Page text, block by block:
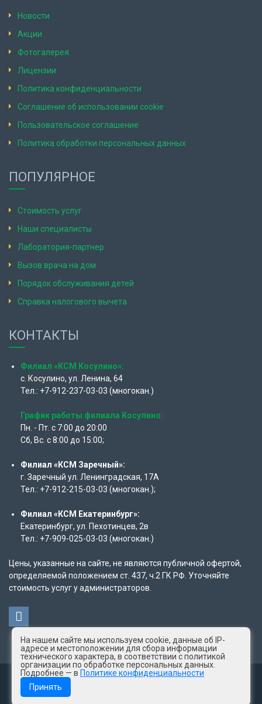
Новости
Акции
Фотогалерея
Лицензии
Политика конфиденциальности
Соглашение об использовании cookie
Пользовательское соглашение
Политика обработки персональных данных
ПОПУЛЯРНОЕ
Стоимость услуг
Наши специалисты
Лаборатория-партнер
Вызов врача на дом
Порядок обслуживания детей
Справка налогового вычета
КОНТАКТЫ
Филиал «КСМ Косулино»:
с. Косулино, ул. Ленина, 64
Тел.: +7-912-237-03-03 (многокан.)
График работы филиала Косулино:
Пн. - Пт. с 7:00 до 20:00
Сб, Вс. с 8:00 до 15:00;
Филиал «КСМ Заречный»:
г. Заречный ул. Ленинградская, 17А
Тел.: +7-912-215-03-03 (многокан.);
Филиал «КСМ Екатеринбург»:
Екатеринбург, ул. Пехотинцев, 2в
Тел.: +7-909-025-03-03 (многокан.)
Цены, указанные на сайте, не являются публичной офертой,
определяемой положением ст. 437, ч.2 ГК РФ. Уточняйте
стоимость услуг у администраторов.
© 2025 год КСМ "Лаборатория здоровья"
На нашем сайте мы используем cookie, данные об IP-
адресе и местоположении для сбора информации
технического характера, в соответствии с политикой
организации по обработке персональных данных.
Подробнее — в Политике конфиденциальности
Принять